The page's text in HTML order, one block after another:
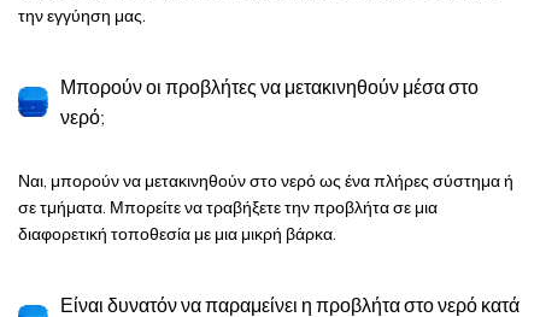
την εγγύηση μας.
Μπορούν οι προβλήτες να μετακινηθούν μέσα στο
νερό;
Ναι, μπορούν να μετακινηθούν στο νερό ως ένα πλήρες σύστημα ή
σε τμήματα. Μπορείτε να τραβήξετε την προβλήτα σε μια
διαφορετική τοποθεσία με μια μικρή βάρκα.
Είναι δυνατόν να παραμείνει η προβλήτα στο νερό κατά